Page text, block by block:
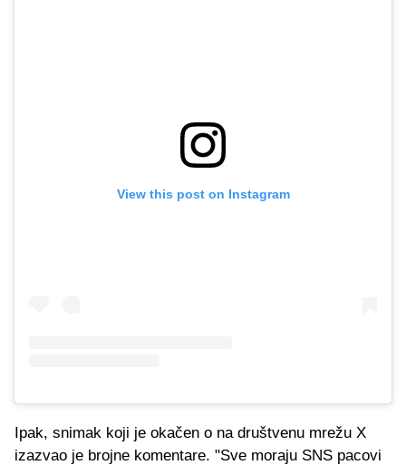
View this post on Instagram
Ipak, snimak koji je okačen o na društvenu mrežu X
izazvao je brojne komentare. "Sve moraju SNS pacovi